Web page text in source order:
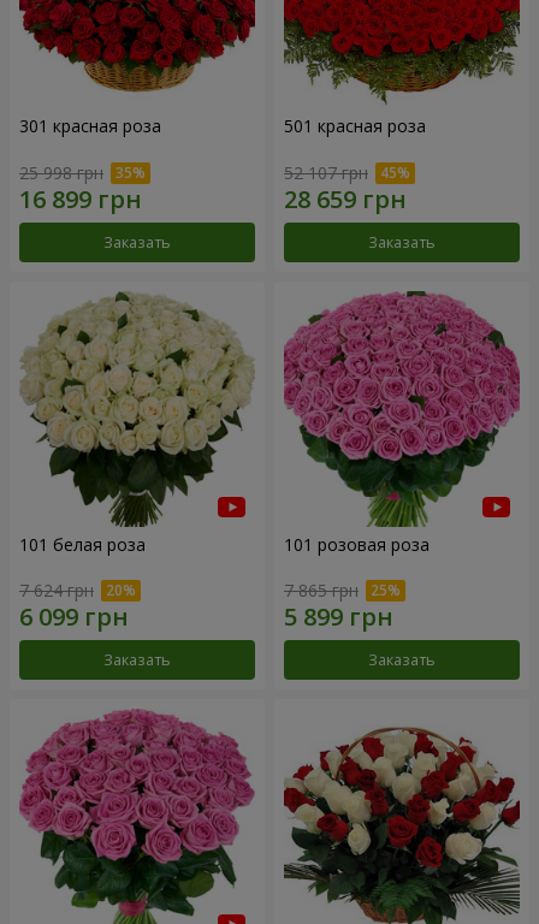
301 красная роза
25 998 грн
Заказать
501 красная роза
52 107 грн
Заказать
101 белая роза
7 624 грн
Заказать
101 розовая роза
7 865 грн
Заказать